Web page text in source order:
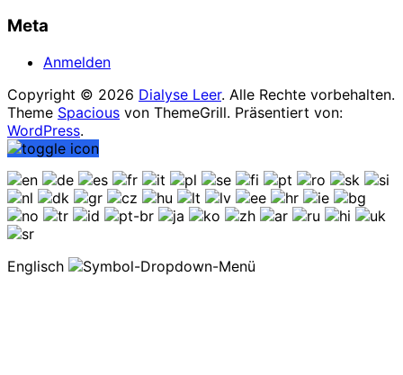
Meta
Anmelden
Copyright © 2026 Dialyse Leer. Alle Rechte vorbehalten.
Theme Spacious von ThemeGrill. Präsentiert von:
WordPress.
Englisch